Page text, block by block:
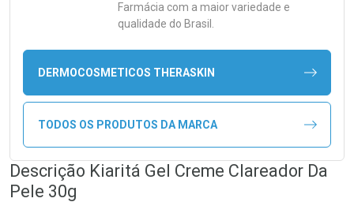
Farmácia com a maior variedade e
qualidade do Brasil.
DERMOCOSMETICOS THERASKIN
TODOS OS PRODUTOS DA MARCA
Descrição Kiaritá Gel Creme Clareador Da
Pele 30g